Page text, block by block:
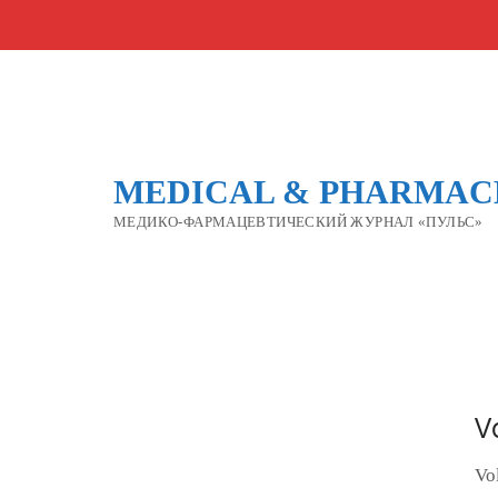
MEDICAL &
МЕДИКО-ФАРМАЦЕВТИЧЕСКИЙ ЖУРНАЛ «ПУЛЬС»